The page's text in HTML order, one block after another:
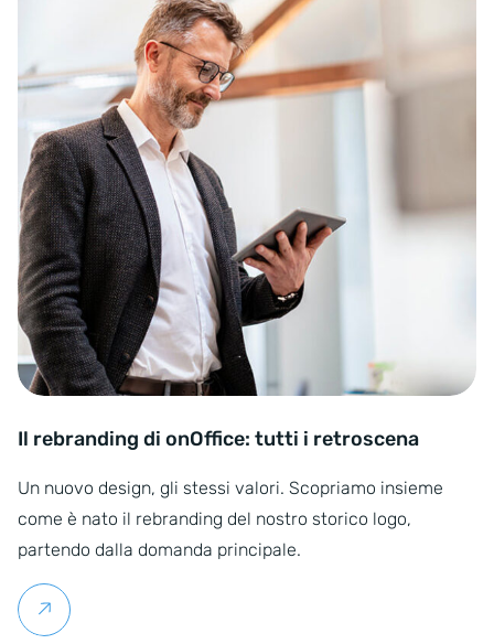
Il rebranding di onOffice: tutti i retroscena
Un nuovo design, gli stessi valori. Scopriamo insieme
come è nato il rebranding del nostro storico logo,
partendo dalla domanda principale.
Per saperne di più